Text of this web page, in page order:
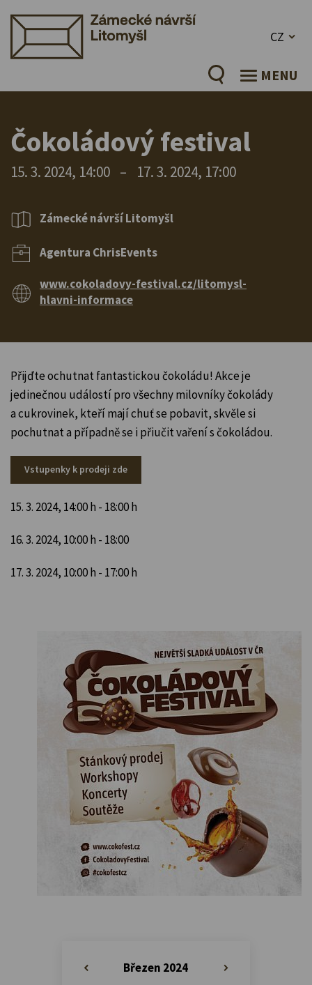
CZ
MENU
Čokoládový festival
15. 3. 2024, 14:00 – 17. 3. 2024, 17:00
Zámecké návrší Litomyšl
Agentura ChrisEvents
www.cokoladovy-festival.cz/litomysl-
hlavni-informace
Přijďte ochutnat fantastickou čokoládu! Akce je
jedinečnou událostí pro všechny milovníky čokolády
a cukrovinek, kteří mají chuť se pobavit, skvěle si
pochutnat a případně se i přiučit vaření s čokoládou.
Vstupenky k prodeji zde
15. 3. 2024, 14:00 h - 18:00 h
16. 3. 2024, 10:00 h - 18:00
17. 3. 2024, 10:00 h - 17:00 h
Březen 2024